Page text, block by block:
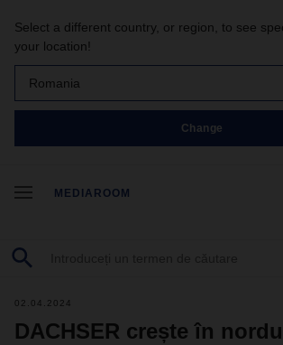
Select a different country, or region, to see
your location!
Romania
Change
MEDIAROOM
02.04.2024
DACHSER crește în